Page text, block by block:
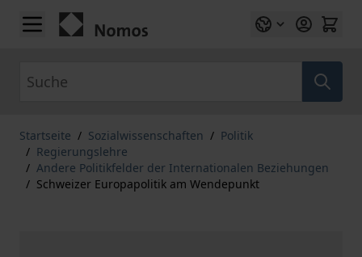
Zum Inhalt springen
Startseite / Sozialwissenschaften / Politik
/ Regierungslehre
/ Andere Politikfelder der Internationalen Beziehungen
/ Schweizer Europapolitik am Wendepunkt